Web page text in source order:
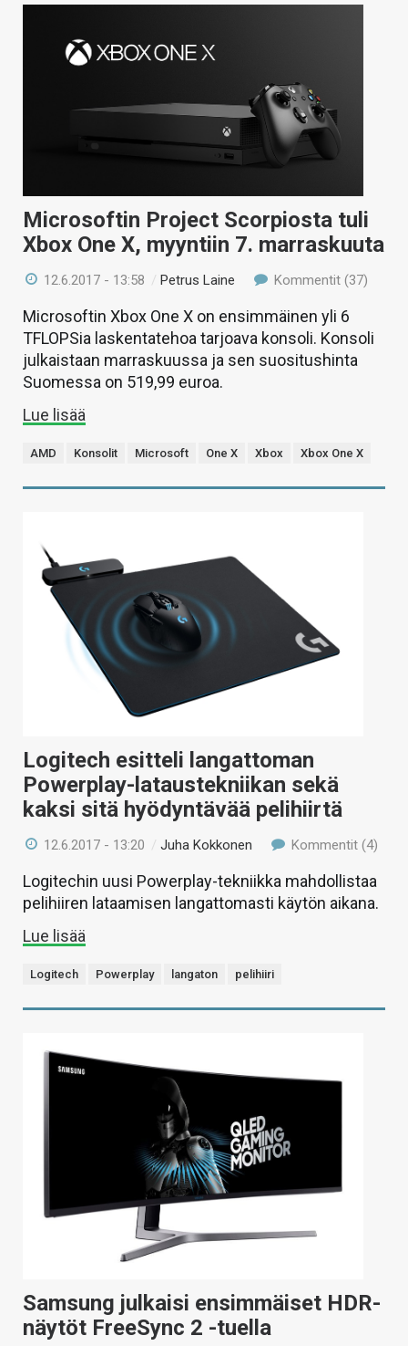
Microsoftin Project Scorpiosta tuli
Xbox One X, myyntiin 7. marraskuuta
12.6.2017 - 13:58 /Petrus Laine Kommentit (37)
Microsoftin Xbox One X on ensimmäinen yli 6
TFLOPSia laskentatehoa tarjoava konsoli. Konsoli
julkaistaan marraskuussa ja sen suositushinta
Suomessa on 519,99 euroa.
Lue lisää
AMD Konsolit Microsoft One X Xbox Xbox One X
Logitech esitteli langattoman
Powerplay-lataustekniikan sekä
kaksi sitä hyödyntävää pelihiirtä
12.6.2017 - 13:20 /Juha Kokkonen Kommentit (4)
Logitechin uusi Powerplay-tekniikka mahdollistaa
pelihiiren lataamisen langattomasti käytön aikana.
Lue lisää
Logitech Powerplay langaton pelihiiri
Samsung julkaisi ensimmäiset HDR-
näytöt FreeSync 2 -tuella